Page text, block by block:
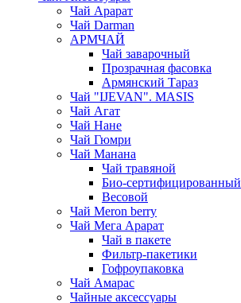
Чай Арарат
Чай Darman
АРМЧАЙ
Чай заварочный
Прозрачная фасовка
Армянский Тараз
Чай "IJEVAN". MASIS
Чай Агат
Чай Нане
Чай Гюмри
Чай Манана
Чай травяной
Био-сертифицированный
Весовой
Чай Meron berry
Чай Мега Арарат
Чай в пакете
Фильтр-пакетики
Гофроупаковка
Чай Амарас
Чайные аксессуары